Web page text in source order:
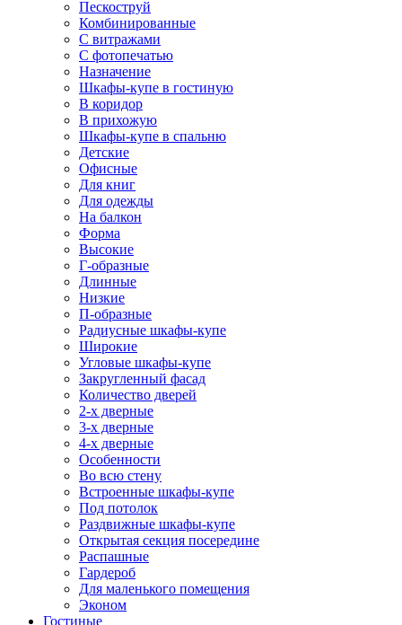
Пескоструй
Комбинированные
С витражами
С фотопечатью
Назначение
Шкафы-купе в гостиную
В коридор
В прихожую
Шкафы-купе в спальню
Детские
Офисные
Для книг
Для одежды
На балкон
Форма
Высокие
Г-образные
Длинные
Низкие
П-образные
Радиусные шкафы-купе
Широкие
Угловые шкафы-купе
Закругленный фасад
Количество дверей
2-х дверные
3-х дверные
4-х дверные
Особенности
Во всю стену
Встроенные шкафы-купе
Под потолок
Раздвижные шкафы-купе
Открытая секция посередине
Распашные
Гардероб
Для маленького помещения
Эконом
Гостиные